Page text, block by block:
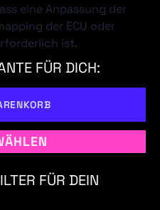
eine Anpassung der
der ECU oder
ist.
FÜR DICH:
FÜR DEIN